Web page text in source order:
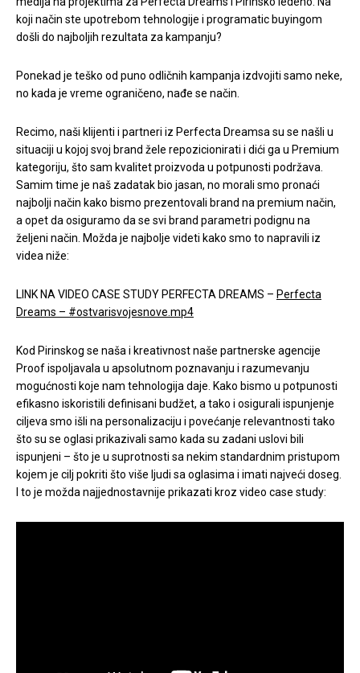
koji način ste upotrebom tehnologije i programatic buyingom
došli do najboljih rezultata za kampanju?
Ponekad je teško od puno odličnih kampanja izdvojiti samo neke,
no kada je vreme ograničeno, nađe se način.
Recimo, naši klijenti i partneri iz Perfecta Dreamsa su se našli u
situaciji u kojoj svoj brand žele repozicionirati i dići ga u Premium
kategoriju, što sam kvalitet proizvoda u potpunosti podržava.
Samim time je naš zadatak bio jasan, no morali smo pronaći
najbolji način kako bismo prezentovali brand na premium način,
a opet da osiguramo da se svi brand parametri podignu na
željeni način. Možda je najbolje videti kako smo to napravili iz
videa niže:
LINK NA VIDEO CASE STUDY PERFECTA DREAMS – Perfecta
Dreams – #ostvarisvojesnove.mp4
Kod Pirinskog se naša i kreativnost naše partnerske agencije
Proof ispoljavala u apsolutnom poznavanju i razumevanju
mogućnosti koje nam tehnologija daje. Kako bismo u potpunosti
efikasno iskoristili definisani budžet, a tako i osigurali ispunjenje
ciljeva smo išli na personalizaciju i povećanje relevantnosti tako
što su se oglasi prikazivali samo kada su zadani uslovi bili
ispunjeni – što je u suprotnosti sa nekim standardnim pristupom
kojem je cilj pokriti što više ljudi sa oglasima i imati najveći doseg.
I to je možda najjednostavnije prikazati kroz video case study: